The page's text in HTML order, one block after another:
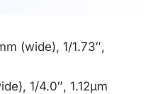
(wide), 1/1.73″,
1/4.0″, 1.12µm